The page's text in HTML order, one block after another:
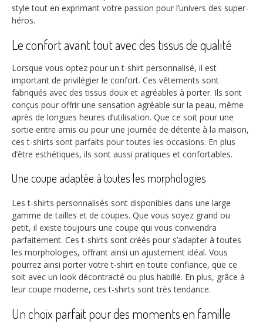
style tout en exprimant votre passion pour l’univers des super-
héros.
Le confort avant tout avec des tissus de qualité
Lorsque vous optez pour un t-shirt personnalisé, il est
important de privilégier le confort. Ces vêtements sont
fabriqués avec des tissus doux et agréables à porter. Ils sont
conçus pour offrir une sensation agréable sur la peau, même
après de longues heures d’utilisation. Que ce soit pour une
sortie entre amis ou pour une journée de détente à la maison,
ces t-shirts sont parfaits pour toutes les occasions. En plus
d’être esthétiques, ils sont aussi pratiques et confortables.
Une coupe adaptée à toutes les morphologies
Les t-shirts personnalisés sont disponibles dans une large
gamme de tailles et de coupes. Que vous soyez grand ou
petit, il existe toujours une coupe qui vous conviendra
parfaitement. Ces t-shirts sont créés pour s’adapter à toutes
les morphologies, offrant ainsi un ajustement idéal. Vous
pourrez ainsi porter votre t-shirt en toute confiance, que ce
soit avec un look décontracté ou plus habillé. En plus, grâce à
leur coupe moderne, ces t-shirts sont très tendance.
Un choix parfait pour des moments en famille